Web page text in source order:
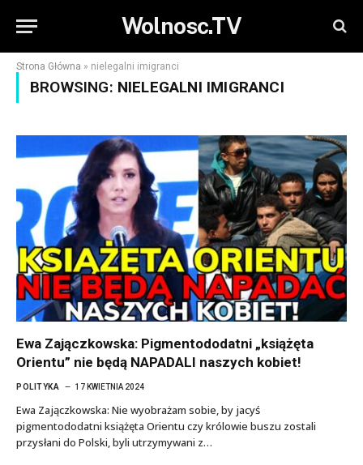
Wolnosc.TV
Strona Główna » nielegalni imigranci
BROWSING: NIELEGALNI IMIGRANCI
Ewa Zajączkowska: Pigmentododatni „książęta
Orientu” nie będą NAPADALI naszych kobiet!
POLITYKA 17 KWIETNIA 2024
Ewa Zajączkowska: Nie wyobrażam sobie, by jacyś
pigmentododatni książęta Orientu czy królowie buszu zostali
przysłani do Polski, byli utrzymywani z…